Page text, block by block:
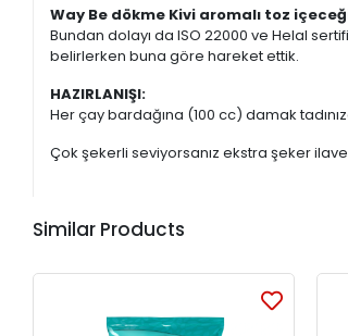
Way Be dökme Kivi aromalı toz
Bundan dolayı da ISO 22000 ve Helal
belirlerken buna göre hareket ettik.
HAZIRLANIŞI:
Her çay bardağına (100 cc) damak
Çok şekerli seviyorsanız ekstra şeker
Similar Products